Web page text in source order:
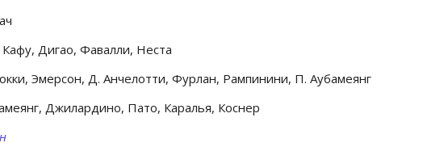
Дигао, Фавалли, Неста
Эмерсон, Д. Анчелотти, Фурлан, Рампинини, П. Аубамеянг
Джилардино, Пато, Каралья, Коснер